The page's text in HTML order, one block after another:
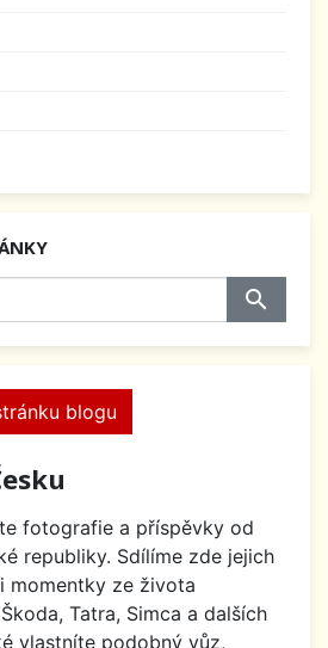
search
blogu
fotografie a příspěvky od
republiky. Sdílíme zde jejich
momentky ze života
Tatra, Simca a dalších
vlastníte podobný vůz,